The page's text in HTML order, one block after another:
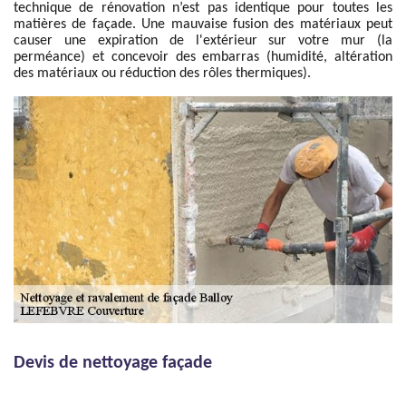
technique de rénovation n’est pas identique pour toutes les
matières de façade. Une mauvaise fusion des matériaux peut
causer une expiration de l'extérieur sur votre mur (la
perméance) et concevoir des embarras (humidité, altération
des matériaux ou réduction des rôles thermiques).
Devis de nettoyage façade